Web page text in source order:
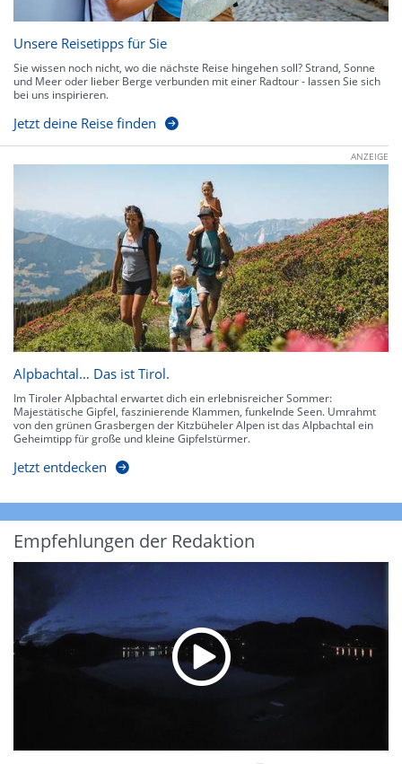
Unsere Reisetipps für Sie
Sie wissen noch nicht, wo die nächste Reise hingehen soll? Strand, Sonne
und Meer oder lieber Berge verbunden mit einer Radtour - lassen Sie sich
bei uns inspirieren.
Jetzt deine Reise finden
ANZEIGE
Alpbachtal… Das ist Tirol.
Im Tiroler Alpbachtal erwartet dich ein erlebnisreicher Sommer:
Majestätische Gipfel, faszinierende Klammen, funkelnde Seen. Umrahmt
von den grünen Grasbergen der Kitzbüheler Alpen ist das Alpbachtal ein
Geheimtipp für große und kleine Gipfelstürmer.
Jetzt entdecken
Empfehlungen der Redaktion